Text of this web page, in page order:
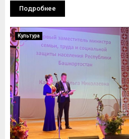
Подробнее
Культура